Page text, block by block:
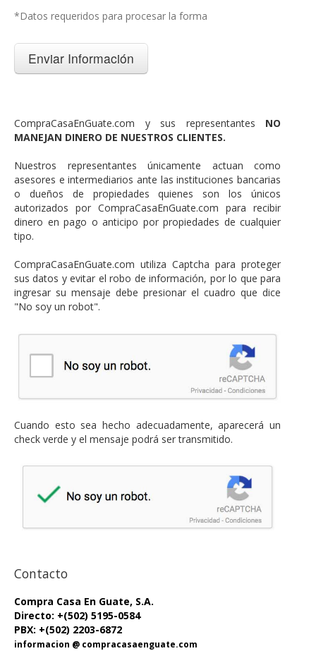
*Datos requeridos para procesar la forma
CompraCasaEnGuate.com y sus representantes NO
MANEJAN DINERO DE NUESTROS CLIENTES.
Nuestros representantes únicamente actuan como
asesores e intermediarios ante las instituciones bancarias
o dueños de propiedades quienes son los únicos
autorizados por CompraCasaEnGuate.com para recibir
dinero en pago o anticipo por propiedades de cualquier
tipo.
CompraCasaEnGuate.com utiliza Captcha para proteger
sus datos y evitar el robo de información, por lo que para
ingresar su mensaje debe presionar el cuadro que dice
"No soy un robot".
Cuando esto sea hecho adecuadamente, aparecerá un
check verde y el mensaje podrá ser transmitido.
Contacto
Compra Casa En Guate, S.A.
Directo: +(502) 5195-0584
PBX: +(502) 2203-6872
informacion @ compracasaenguate.com